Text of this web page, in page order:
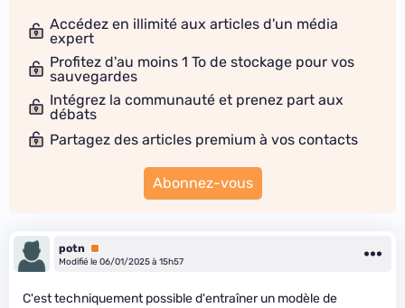
Accédez en illimité aux articles d'un média
expert
Profitez d'au moins 1 To de stockage pour vos
sauvegardes
Intégrez la communauté et prenez part aux
débats
Partagez des articles premium à vos contacts
Abonnez-vous
potn
Premium
Modifié le 06/01/2025 à 15h57
C'est techniquement possible d'entraîner un modèle de